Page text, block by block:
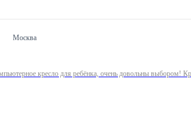
Москва
кресло для ребёнка, очень довольны выбором!